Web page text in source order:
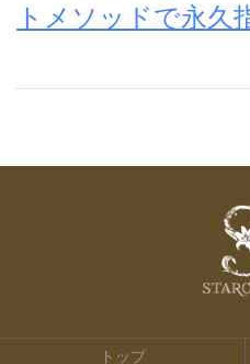
トメソッドで永久
トップ